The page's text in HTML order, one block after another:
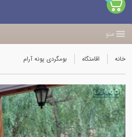
منو
خانه اقامتگاه بومگردی پونه آرام